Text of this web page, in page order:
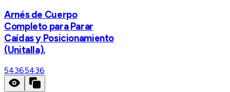
Arnés de Cuerpo
Completo para Parar
Caídas y Posicionamiento
(Unitalla).
54365436